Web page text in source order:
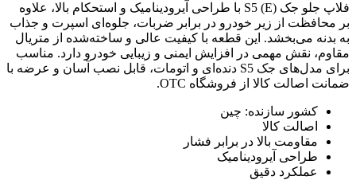
فلاپ جلو جک S5 (E) با طراحی آیرودینامیک و استحکام بالا، علاوه
بر محافظت از زیر خودرو در برابر ضربات، جلوه‌ای اسپرت و جذاب
به بدنه می‌بخشد. این قطعه با کیفیت عالی و ساخته‌شده از متریال
مقاوم، نقش مهمی در افزایش ایمنی و زیبایی خودرو دارد. مناسب
برای مدل‌های جک S5 دنده‌ای و اتومات، قابل نصب آسان و عرضه با
ضمانت اصالت کالا از فروشگاه OTC.
کشور سازنده: چین
اصالت کالا
مقاومت بالا در برابر فشار
طراحی آیرودینامیک
عملکرد دقیق